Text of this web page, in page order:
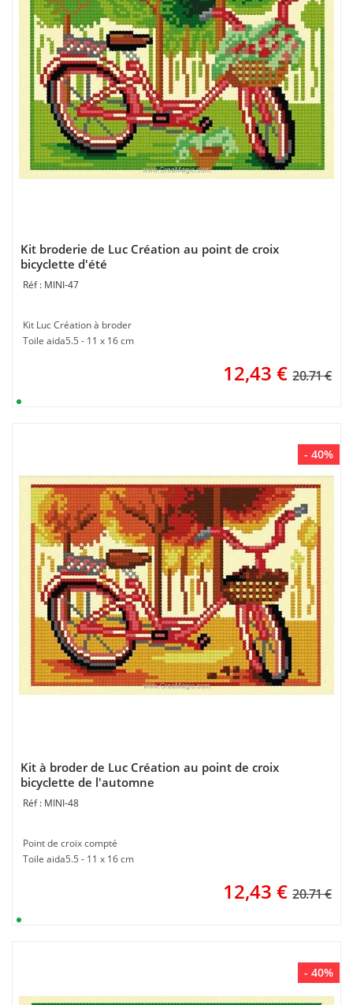
Kit broderie de Luc Création au point de croix
bicyclette d'été
MINI-47
Kit Luc Création à broder
Toile aida5.5 - 11 x 16 cm
12,43 € 20.71 €
- 40%
Kit à broder de Luc Création au point de croix
bicyclette de l'automne
MINI-48
Point de croix compté
Toile aida5.5 - 11 x 16 cm
12,43 € 20.71 €
- 40%